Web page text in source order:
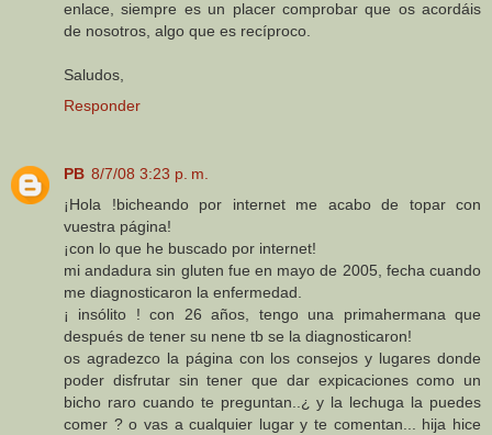
enlace, siempre es un placer comprobar que os acordáis
de nosotros, algo que es recíproco.
Saludos,
Responder
PB 8/7/08 3:23 p. m.
¡Hola !bicheando por internet me acabo de topar con
vuestra página!
¡con lo que he buscado por internet!
mi andadura sin gluten fue en mayo de 2005, fecha cuando
me diagnosticaron la enfermedad.
¡ insólito ! con 26 años, tengo una primahermana que
después de tener su nene tb se la diagnosticaron!
os agradezco la página con los consejos y lugares donde
poder disfrutar sin tener que dar expicaciones como un
bicho raro cuando te preguntan..¿ y la lechuga la puedes
comer ? o vas a cualquier lugar y te comentan... hija hice